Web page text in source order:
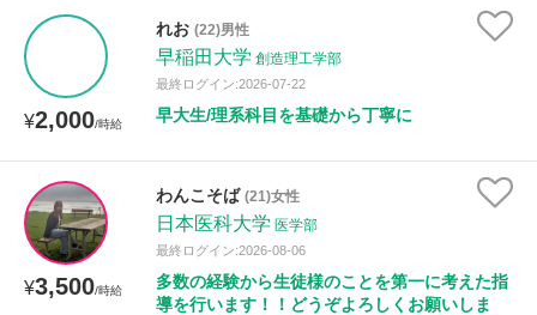
¥2,000/時給
れお (22)男性
早稲田大学 創造理工学部
最終ログイン:2026-07-22
早大生/理系科目を基礎から丁寧に
¥3,500/時給
わんこそば (21)女性
日本医科大学 医学部
最終ログイン:2026-08-06
多数の経験から生徒様のことを第一に考えた指
導を行います！！どうぞよろしくお願いしま